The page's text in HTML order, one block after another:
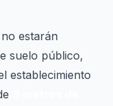
estarán
suelo público,
establecimiento